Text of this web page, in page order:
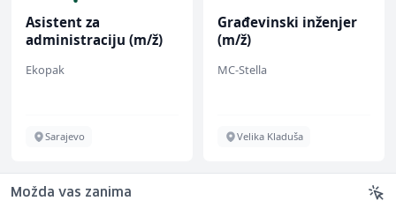
Asistent za
administraciju (m/ž)
Ekopak
Sarajevo
Građevinski inženjer
(m/ž)
MC-Stella
Velika Kladuša
Možda vas zanima